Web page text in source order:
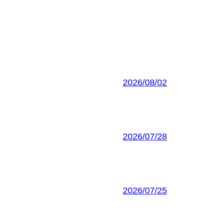
2026/08/02
2026/07/28
2026/07/25